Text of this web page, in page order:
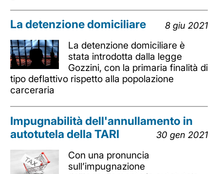
La detenzione domiciliare 8 giu 2021
La detenzione domiciliare è
stata introdotta dalla legge
Gozzini, con la primaria finalità di
tipo deflattivo rispetto alla popolazione
carceraria
Impugnabilità dell'annullamento in
autotutela della TARI
30 gen 2021
Con una pronuncia
sull’impugnazione